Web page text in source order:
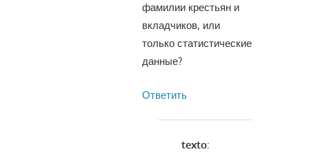
фамилии крестьян и
вкладчиков, или
только статистические
данные?
Ответить
texto: